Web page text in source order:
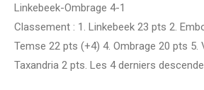
Linkebeek-Ombrage 4-1
Classement : 1. Linkebeek 23 pts 2.
Temse 22 pts (+4) 4. Ombrage 20 pts 5.
Taxandria 2 pts. Les 4 derniers